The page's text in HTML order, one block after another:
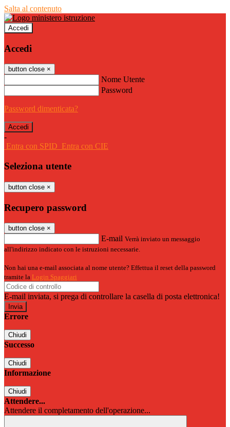
Salta al contenuto
Accedi
Accedi
button close ×
Nome Utente
Password
Password dimenticata?
-
Entra con SPID Entra con CIE
Seleziona utente
button close ×
Recupero password
button close ×
E-mail Verrà inviato un messaggio
all'indirizzo indicato con le istruzioni necessarie.
Non hai una e-mail associata al nome utente? Effettua il reset della password
tramite la Login Spaggiari
E-mail inviata, si prega di controllare la casella di posta elettronica!
Errore
Chiudi
Successo
Chiudi
Informazione
Chiudi
Attendere...
Attendere il completamento dell'operazione...